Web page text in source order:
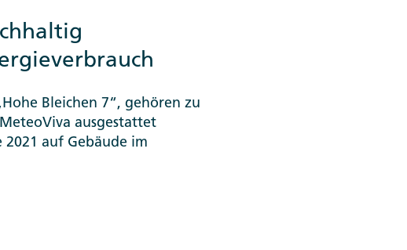
Bleichen 7“, gehören zu
ausgestattet
auf Gebäude im